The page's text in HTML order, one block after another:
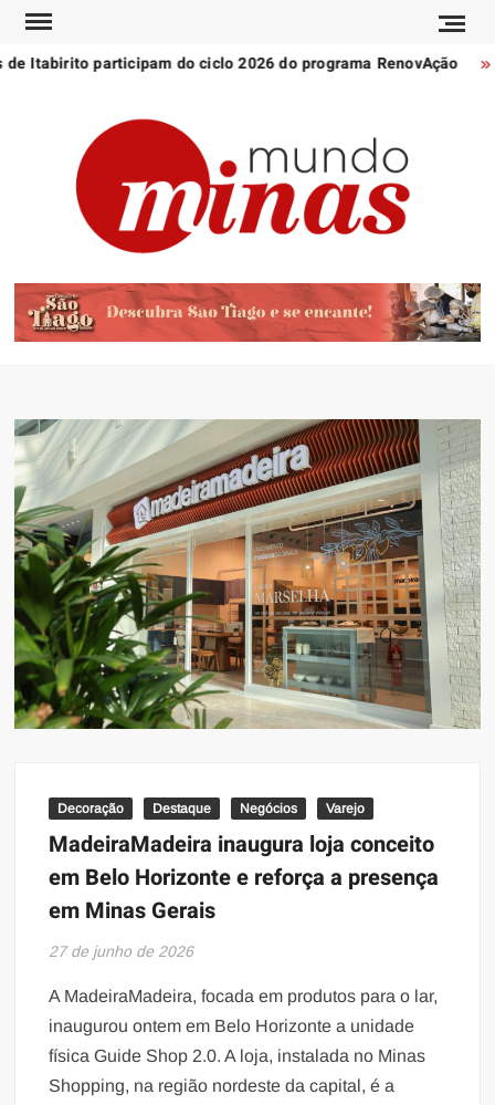
Skip
content
Itabirito participam do ciclo 2026 do programa RenovAção
Gerais
e do
mundo
Decoração Destaque Negócios Varejo
MadeiraMadeira inaugura loja conceito
em Belo Horizonte e reforça a presença
em Minas Gerais
27 de junho de 2026
A MadeiraMadeira, focada em produtos para o lar,
inaugurou ontem em Belo Horizonte a unidade
física Guide Shop 2.0. A loja, instalada no Minas
Shopping, na região nordeste da capital, é a